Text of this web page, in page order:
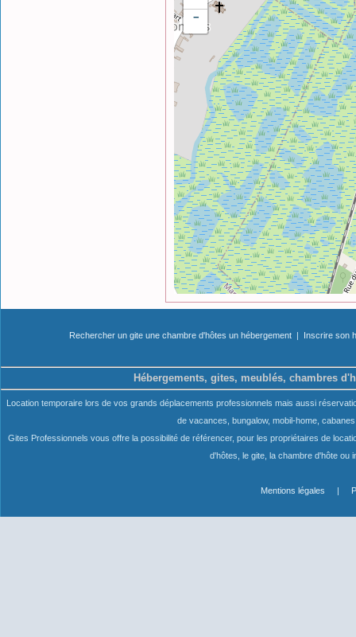
−
Rechercher un gite une chambre d'hôtes un hébergement | Inscrire son
Hébergements, gites, meublés, chambres
Location temporaire lors de vos grands déplacements professionnels mais aussi
de vacances, bungalow, mobil-home,
Gites Professionnels vous offre la possibilité de référencer, pour les propriétaires de
d'hôtes, le gite, la chambre d'hôte ou
Mentions légales |